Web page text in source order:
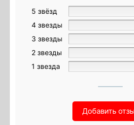
5 звёзд
4 звезды
3 звезды
2 звезды
1 звезда
Добавить